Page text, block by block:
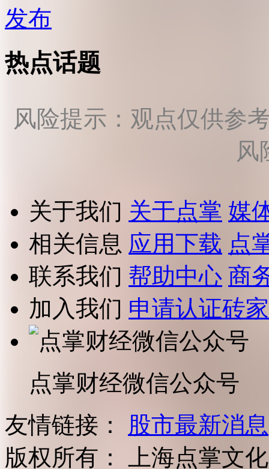
发布
热点话题
风险提示：观点仅供参
风
关于我们 关于点掌 媒
相关信息 应用下载 点
联系我们 帮助中心 商
加入我们 申请认证砖家
点掌财经微信公众号
友情链接：
股市最新消息
版权所有：
上海点掌文